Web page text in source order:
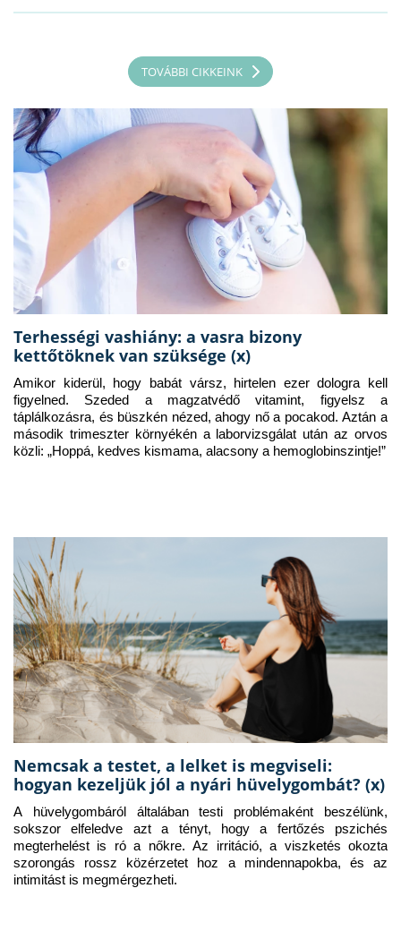
TOVÁBBI CIKKEINK
Terhességi vashiány: a vasra bizony
kettőtöknek van szüksége (x)
Amikor kiderül, hogy babát vársz, hirtelen ezer dologra kell
figyelned. Szeded a magzatvédő vitamint, figyelsz a
táplálkozásra, és büszkén nézed, ahogy nő a pocakod. Aztán a
második trimeszter környékén a laborvizsgálat után az orvos
közli: „Hoppá, kedves kismama, alacsony a hemoglobinszintje!”
Nemcsak a testet, a lelket is megviseli:
hogyan kezeljük jól a nyári hüvelygombát? (x)
A hüvelygombáról általában testi problémaként beszélünk,
sokszor elfeledve azt a tényt, hogy a fertőzés pszichés
megterhelést is ró a nőkre. Az irritáció, a viszketés okozta
szorongás rossz közérzetet hoz a mindennapokba, és az
intimitást is megmérgezheti.